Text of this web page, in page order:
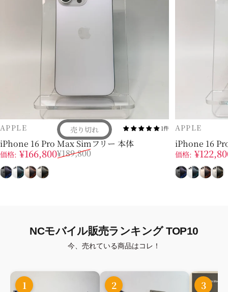
売り切れ
販売業者
APPLE 1件
iPhone 16 Pro Max Simフリー 本体
販売価格
価格: ¥166,800
通常価格 ¥189,800
ブラック
ホワイト
デザート
ナチュラル
販売業者
APPLE
iPhone 16
販売価格
価格:
通常価格
ブラック
ホワイト
デザ
ナ
NCモバイル販売ランキング TOP10
今、売れている商品はコレ！
1 2 3